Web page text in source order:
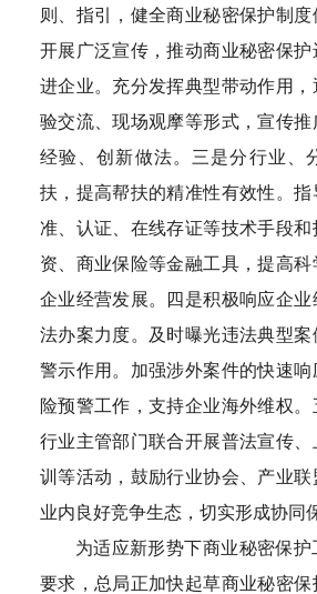
则、指引，健全商业秘密保护制
开展广泛宣传，推动商业秘密保护
进企业。充分发挥典型带动作用
验交流、现场观摩等形式，宣传
经验、创新做法。三是分行业、
扶，提高帮扶的精准性有效性。
准、认证、在线存证等技术手段
资、商业保险等金融工具，提高科
企业经营发展。四是积极响应企业
法办案力度。及时曝光违法典型
警示作用。加强涉外案件的快速
险预警工作，支持企业海外维权。
行业主管部门联合开展普法宣传
训等活动，鼓励行业协会、产业
业内良好竞争生态，切实形成协同
为适应新形势下商业秘密保
要求，总局正加快起草商业秘密